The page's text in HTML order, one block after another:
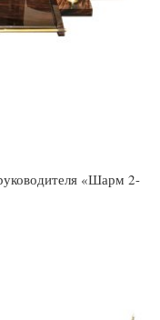
«Шарм 2-